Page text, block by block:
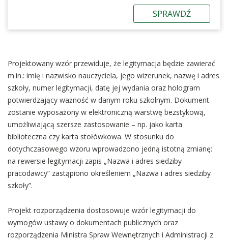
SPRAWDŹ
Projektowany wzór przewiduje, że legitymacja będzie zawierać
m.in.: imię i nazwisko nauczyciela, jego wizerunek, nazwę i adres
szkoły, numer legitymacji, datę jej wydania oraz hologram
potwierdzający ważność w danym roku szkolnym. Dokument
zostanie wyposażony w elektroniczną warstwę bezstykową,
umożliwiającą szersze zastosowanie – np. jako karta
biblioteczna czy karta stołówkowa. W stosunku do
dotychczasowego wzoru wprowadzono jedną istotną zmianę:
na rewersie legitymacji zapis „Nazwa i adres siedziby
pracodawcy” zastąpiono określeniem „Nazwa i adres siedziby
szkoły”.
Projekt rozporządzenia dostosowuje wzór legitymacji do
wymogów ustawy o dokumentach publicznych oraz
rozporządzenia Ministra Spraw Wewnętrznych i Administracji z